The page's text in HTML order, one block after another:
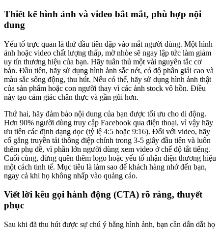
Thiết kế hình ảnh và video bắt mắt, phù hợp nội
dung
Yếu tố trực quan là thứ đầu tiên đập vào mắt người dùng. Một hình
ảnh hoặc video chất lượng thấp, mờ nhòe sẽ ngay lập tức làm giảm
uy tín thương hiệu của bạn. Hãy tuân thủ một vài nguyên tắc cơ
bản. Đầu tiên, hãy sử dụng hình ảnh sắc nét, có độ phân giải cao và
màu sắc sống động, thu hút. Nếu có thể, hãy sử dụng hình ảnh thật
của sản phẩm hoặc con người thay vì các ảnh stock vô hồn. Điều
này tạo cảm giác chân thực và gần gũi hơn.
Thứ hai, hãy đảm bảo nội dung của bạn được tối ưu cho di động.
Hơn 90% người dùng truy cập Facebook qua điện thoại, vì vậy hãy
ưu tiên các định dạng dọc (tỷ lệ 4:5 hoặc 9:16). Đối với video, hãy
cố gắng truyền tải thông điệp chính trong 3-5 giây đầu tiên và luôn
thêm phụ đề, vì phần lớn người dùng xem video ở chế độ tắt tiếng.
Cuối cùng, đừng quên thêm logo hoặc yếu tố nhận diện thương hiệu
một cách tinh tế. Mục tiêu là làm sao để khách hàng nhớ đến bạn,
ngay cả khi họ không nhấp vào quảng cáo.
Viết lời kêu gọi hành động (CTA) rõ ràng, thuyết
phục
Sau khi đã thu hút được sự chú ý bằng hình ảnh, bạn cần dẫn dắt họ